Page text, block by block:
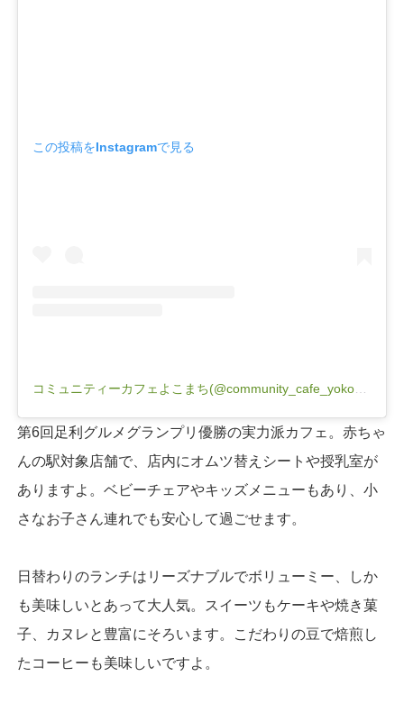
この投稿をInstagramで見る
コミュニティーカフェよこまち(@community_cafe_yokomachi)がシェアした投稿
第6回足利グルメグランプリ優勝の実力派カフェ。赤ちゃ
んの駅対象店舗で、店内にオムツ替えシートや授乳室が
ありますよ。ベビーチェアやキッズメニューもあり、小
さなお子さん連れでも安心して過ごせます。
日替わりのランチはリーズナブルでボリューミー、しか
も美味しいとあって大人気。スイーツもケーキや焼き菓
子、カヌレと豊富にそろいます。こだわりの豆で焙煎し
たコーヒーも美味しいですよ。